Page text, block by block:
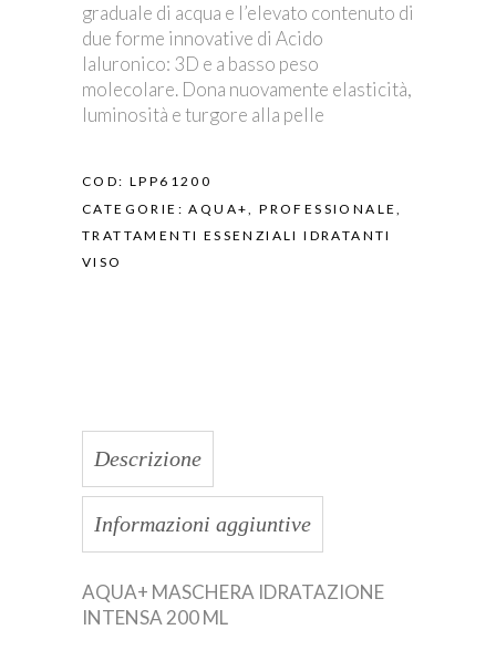
graduale di acqua e l’elevato contenuto di
due forme innovative di Acido
Ialuronico: 3D e a basso peso
molecolare. Dona nuovamente elasticità,
luminosità e turgore alla pelle
COD: LPP61200
CATEGORIE:AQUA+,PROFESSIONALE,
TRATTAMENTI ESSENZIALI IDRATANTI
VISO
Descrizione
Informazioni aggiuntive
AQUA+ MASCHERA IDRATAZIONE
INTENSA 200 ML